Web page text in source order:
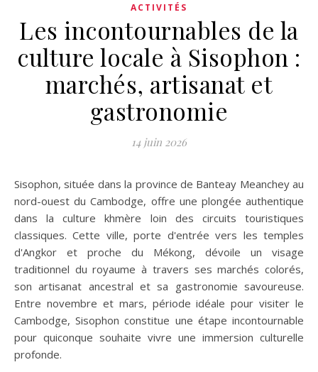
ACTIVITÉS
Les incontournables de la
culture locale à Sisophon :
marchés, artisanat et
gastronomie
14 juin 2026
Sisophon, située dans la province de Banteay Meanchey au
nord-ouest du Cambodge, offre une plongée authentique
dans la culture khmère loin des circuits touristiques
classiques. Cette ville, porte d'entrée vers les temples
d'Angkor et proche du Mékong, dévoile un visage
traditionnel du royaume à travers ses marchés colorés,
son artisanat ancestral et sa gastronomie savoureuse.
Entre novembre et mars, période idéale pour visiter le
Cambodge, Sisophon constitue une étape incontournable
pour quiconque souhaite vivre une immersion culturelle
profonde.